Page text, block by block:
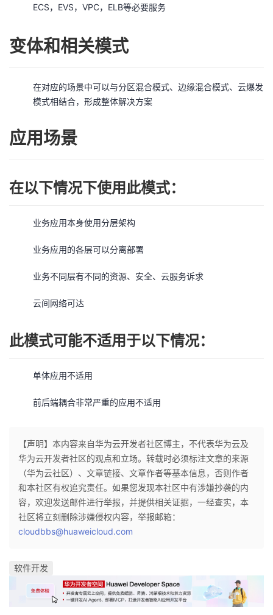
ECS，EVS，VPC，ELB等必要服务
变体和相关模式
在对应的场景中可以与分区混合模式、边缘混合模式、云爆发
模式相结合，形成整体解决方案
应用场景
在以下情况下使用此模式：
业务应用本身使用分层架构
业务应用的各层可以分离部署
业务不同层有不同的资源、安全、云服务诉求
云间网络可达
此模式可能不适用于以下情况：
单体应用不适用
前后端耦合非常严重的应用不适用
【声明】本内容来自华为云开发者社区博主，不代表华为云及
华为云开发者社区的观点和立场。转载时必须标注文章的来源
（华为云社区）、文章链接、文章作者等基本信息，否则作者
和本社区有权追究责任。如果您发现本社区中有涉嫌抄袭的内
容，欢迎发送邮件进行举报，并提供相关证据，一经查实，本
社区将立刻删除涉嫌侵权内容，举报邮箱：
cloudbbs@huaweicloud.com
软件开发